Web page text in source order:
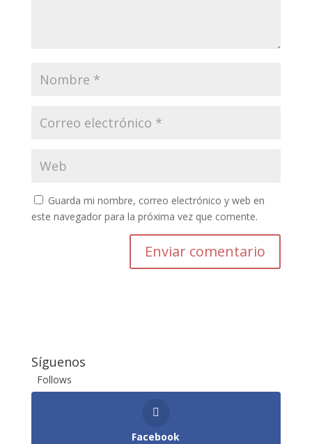
Guarda mi nombre, correo electrónico y web en
este navegador para la próxima vez que comente.
Enviar comentario
Síguenos
Follows
Facebook